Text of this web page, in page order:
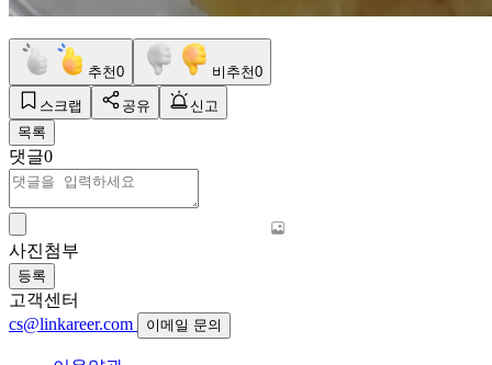
추천0 비추천0
스크랩 공유
신고
목록
댓글0
사진첨부
등록
고객센터
cs@linkareer.com
이메일 문의